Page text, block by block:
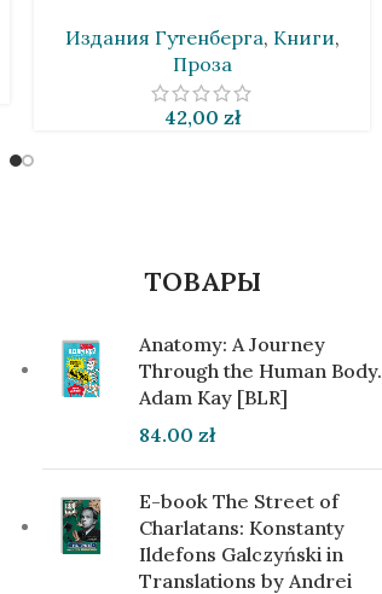
Издания Гутенберга, Книги,
Проза
42,00 zł
ТОВАРЫ
Anatomy: A Journey
Through the Human Body.
Adam Kay [BLR]
84.00 zł
E-book The Street of
Charlatans: Konstanty
Ildefons Galczyński in
Translations by Andrei